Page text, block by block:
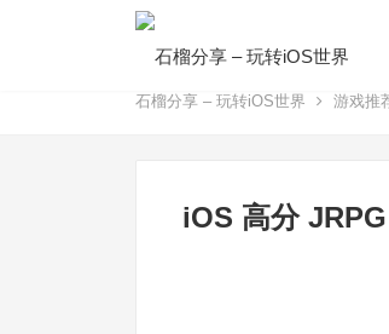
石榴分享 – 玩转iOS世界 游戏推
iOS 高分